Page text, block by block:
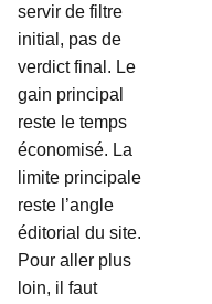
servir de filtre
initial, pas de
verdict final. Le
gain principal
reste le temps
économisé. La
limite principale
reste l’angle
éditorial du site.
Pour aller plus
loin, il faut